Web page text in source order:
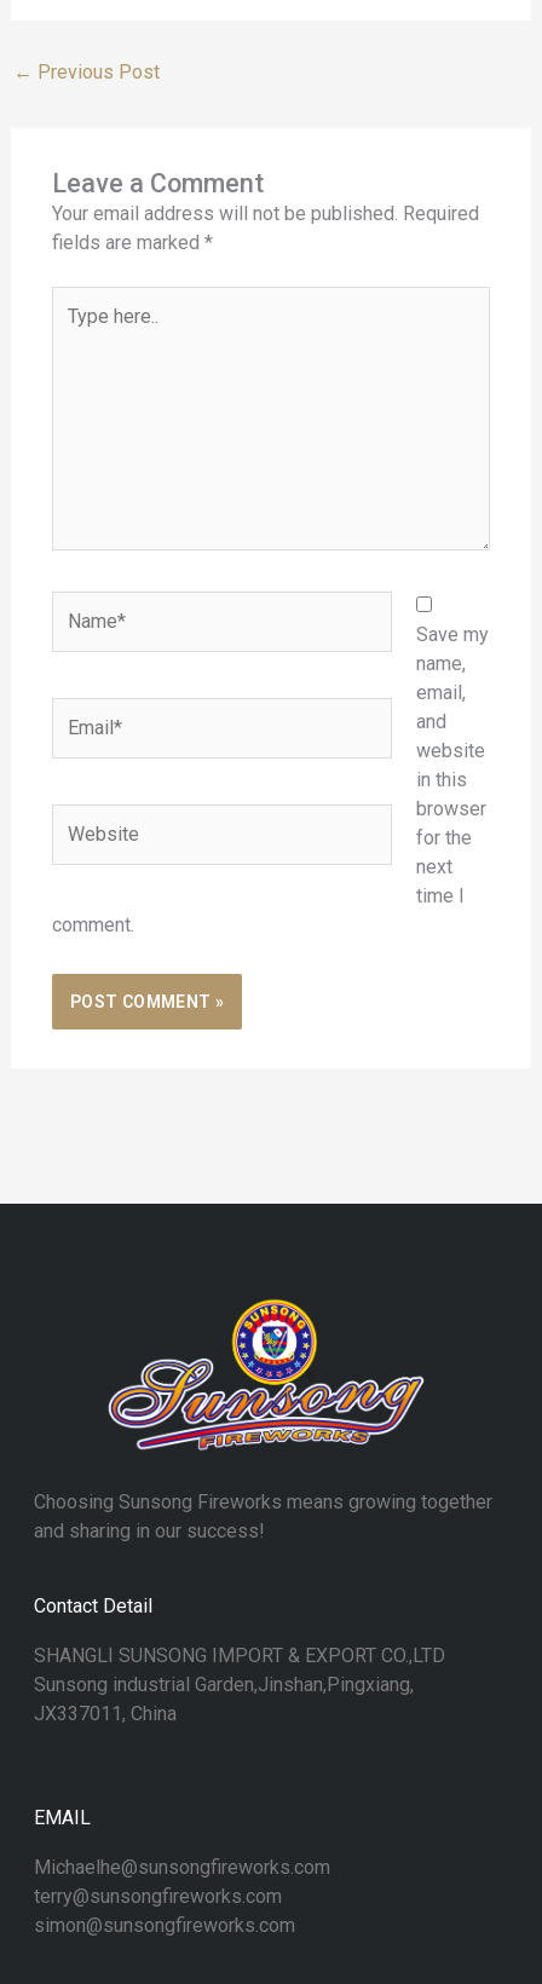
← Previous Post
Leave a Comment
Your email address will not be published. Required
fields are marked *
here..
Save my
name,
email,
and
website
in this
browser
for the
next
time I
comment.
Choosing Sunsong Fireworks means growing together
and sharing in our success!
Contact Detail
SHANGLI SUNSONG IMPORT & EXPORT CO.,LTD
Sunsong industrial Garden,Jinshan,Pingxiang,
JX337011, China
EMAIL
Michaelhe@sunsongfireworks.com
terry@sunsongfireworks.com
simon@sunsongfireworks.com